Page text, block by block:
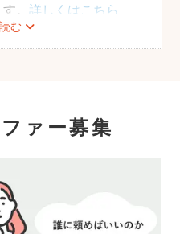
む
す。詳しくはこちら
ァー募集